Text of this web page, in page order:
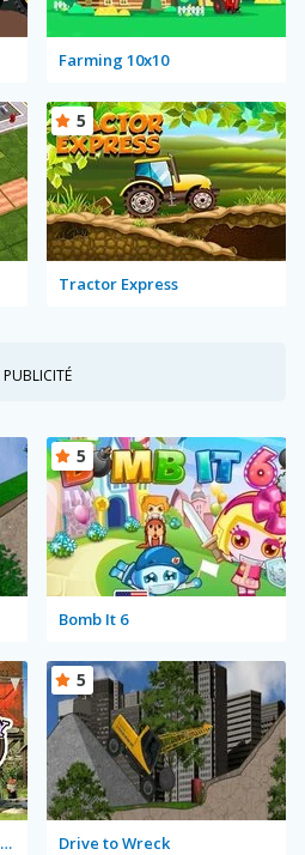
Farming 10x10
Tractor Express
5
PUBLICITÉ
Bomb It 6
5
Shaun the Sheep: Baahmy Golf Drive to Wreck
5